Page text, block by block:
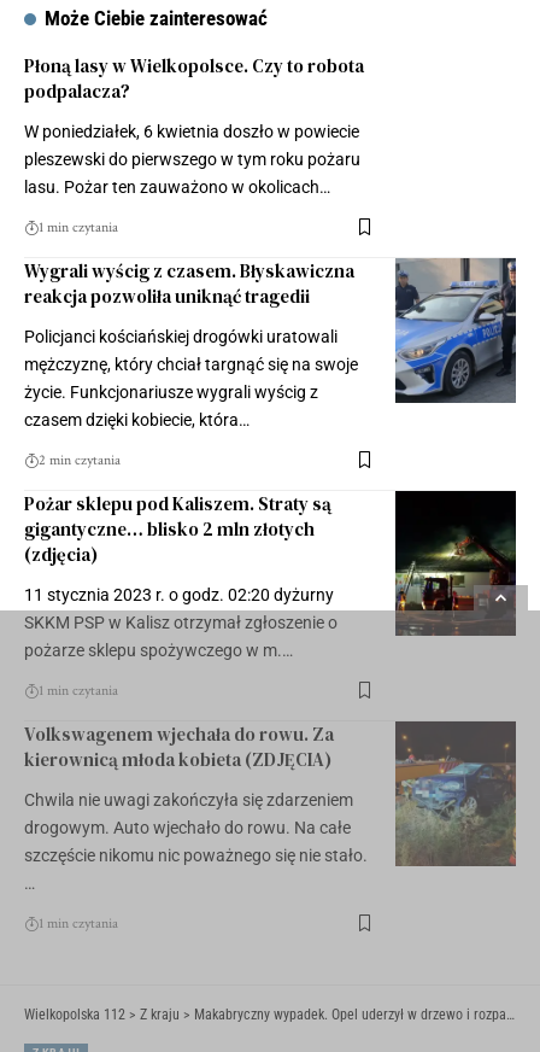
Może Ciebie zainteresować
Płoną lasy w Wielkopolsce. Czy to robota
podpalacza?
W poniedziałek, 6 kwietnia doszło w powiecie
pleszewski do pierwszego w tym roku pożaru
lasu. Pożar ten zauważono w okolicach…
1 min czytania
Wygrali wyścig z czasem. Błyskawiczna
reakcja pozwoliła uniknąć tragedii
Policjanci kościańskiej drogówki uratowali
mężczyznę, który chciał targnąć się na swoje
życie. Funkcjonariusze wygrali wyścig z
czasem dzięki kobiecie, która…
2 min czytania
Pożar sklepu pod Kaliszem. Straty są
gigantyczne… blisko 2 mln złotych
(zdjęcia)
11 stycznia 2023 r. o godz. 02:20 dyżurny
SKKM PSP w Kalisz otrzymał zgłoszenie o
pożarze sklepu spożywczego w m.…
1 min czytania
Volkswagenem wjechała do rowu. Za
kierownicą młoda kobieta (ZDJĘCIA)
Chwila nie uwagi zakończyła się zdarzeniem
drogowym. Auto wjechało do rowu. Na całe
szczęście nikomu nic poważnego się nie stało.
…
1 min czytania
Wielkopolska 112 > Z kraju > Makabryczny wypadek. Opel uderzył w drzewo i rozpadł się na kawałki. Kierowca zginął na miejscu (ZDJĘCIA)